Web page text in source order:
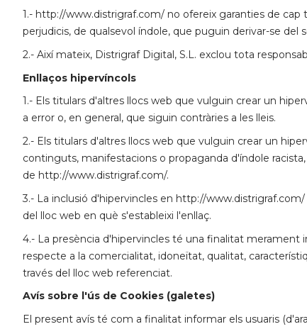
1.- http://www.distrigraf.com/ no ofereix garanties de
perjudicis, de qualsevol índole, que puguin derivar-se del
2.- Així mateix, Distrigraf Digital, S.L. exclou tota
Enllaços hipervíncols
1.- Els titulars d'altres llocs web que vulguin crear un
a error o, en general, que siguin contràries a les lleis.
2.- Els titulars d'altres llocs web que vulguin crear un
continguts, manifestacions o propaganda d'índole
de http://www.distrigraf.com/.
3.- La inclusió d'hipervincles en http://
del lloc web en què s'estableixi l'enllaç.
4.- La presència d'hipervincles té una finalitat merament
respecte a la comercialitat, idoneïtat, qualitat,
través del lloc web referenciat.
Avís sobre l'ús de Cookies (galetes)
El present avís té com a finalitat informar els usuaris